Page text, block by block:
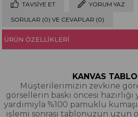
TAVSIYE ET YORUM YAZ
SORULAR (0) VE CEVAPLAR (0)
ÜRÜN ÖZELLIKLERI
KANVAS TABLO
Müşterilerimizin zevkine
görsellerin baskı öncesi hazırlığı
yardımıyla %100 pamuklu
işlemi sonrası tablonuzun uzun